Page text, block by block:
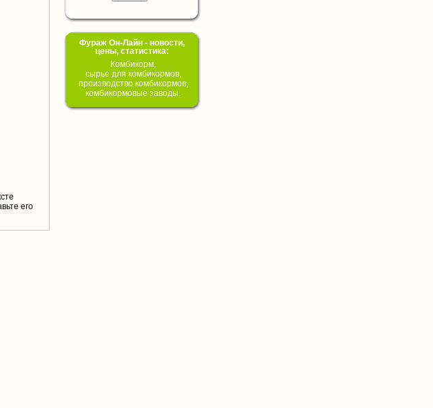
его
Фураж Он-Лайн - новости,
цены, статистика:
Комбикорм,
сырье для комбикормов,
производство комбикормов,
комбикормовые заводы.